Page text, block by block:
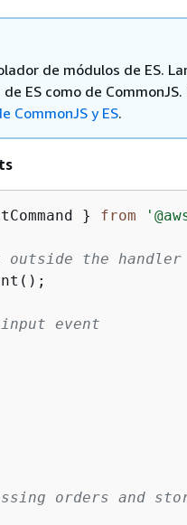
de módulos de ES.
ES como de
CommonJS y ES.
} from
the handler
event
orders and